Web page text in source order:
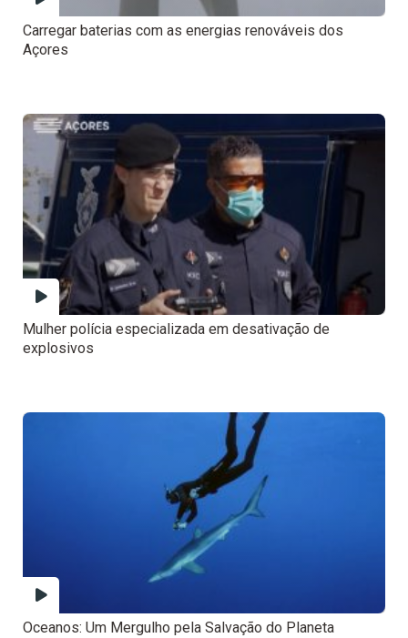
Carregar baterias com as energias renováveis dos
Açores
Mulher polícia especializada em desativação de
explosivos
Oceanos: Um Mergulho pela Salvação do Planeta